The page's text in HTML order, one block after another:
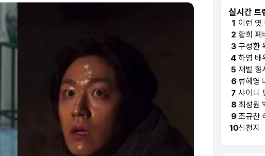
실시간 트
1 이런 엿
2 황희 폐
3 구성환
4 하영 배
5 재벌 형
6 류혜영
7 샤이니
8 최성원
9 조규찬
10신천지